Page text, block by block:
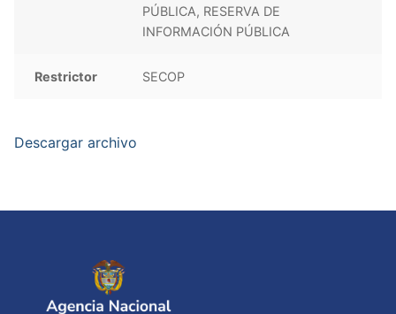
PÚBLICA, RESERVA DE
INFORMACIÓN PÚBLICA
Restrictor SECOP
Descargar archivo